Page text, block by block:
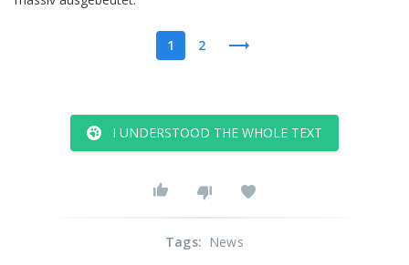
1 2
I UNDERSTOOD THE WHOLE TEXT
Tags: News